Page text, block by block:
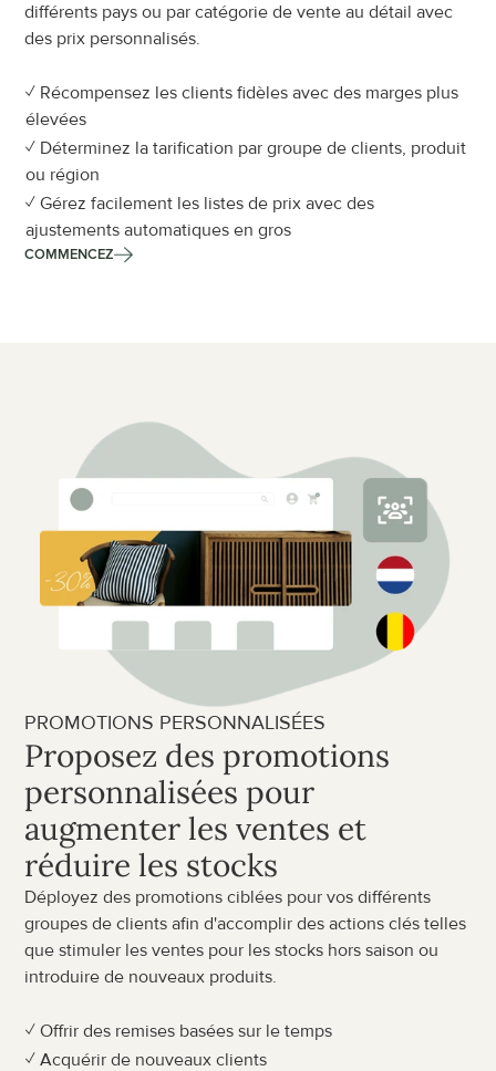
différents pays ou par catégorie de vente au détail avec
des prix personnalisés.
✓ Récompensez les clients fidèles avec des marges plus
élevées
✓ Déterminez la tarification par groupe de clients, produit
ou région
✓ Gérez facilement les listes de prix avec des
ajustements automatiques en gros
COMMENCEZ
PROMOTIONS PERSONNALISÉES
Proposez des promotions
personnalisées pour
augmenter les ventes et
réduire les stocks
Déployez des promotions ciblées pour vos différents
groupes de clients afin d'accomplir des actions clés telles
que stimuler les ventes pour les stocks hors saison ou
introduire de nouveaux produits.
✓ Offrir des remises basées sur le temps
✓ Acquérir de nouveaux clients